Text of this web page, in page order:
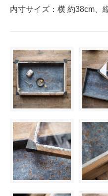
内寸サイズ：横 約38cm、